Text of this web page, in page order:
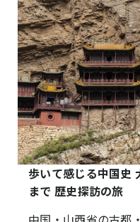
歩いて感じる中国史
まで 歴史探訪の旅